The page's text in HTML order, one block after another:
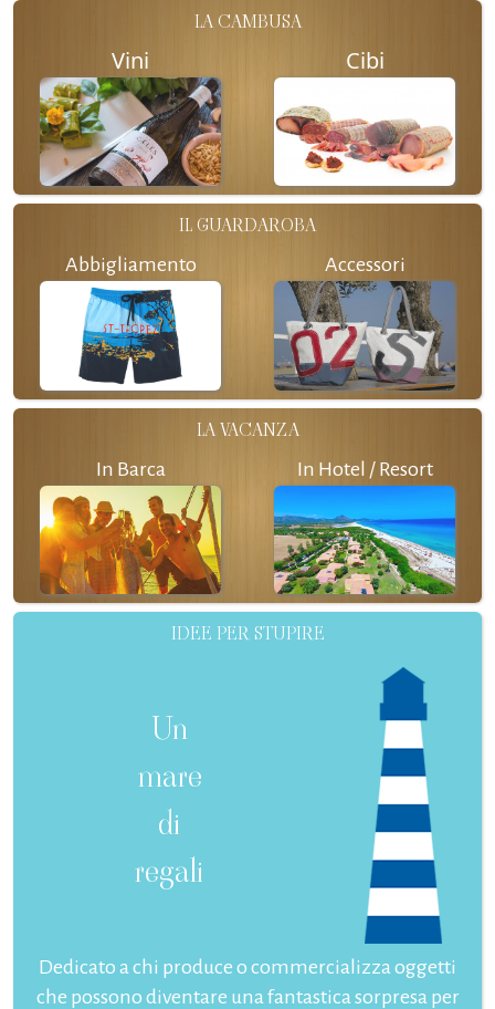
LA CAMBUSA
Vini Cibi
IL GUARDAROBA
Abbigliamento Accessori
LA VACANZA
In Barca In Hotel / Resort
IDEE PER STUPIRE
Un
mare
di
regali
Dedicato a chi produce o commercializza oggetti
che possono diventare una fantastica sorpresa per